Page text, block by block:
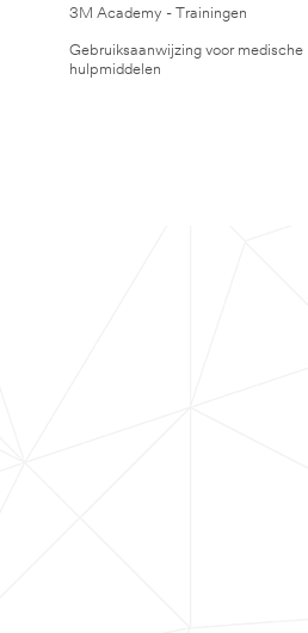
3M Academy - Trainingen
Gebruiksaanwijzing voor medische
hulpmiddelen